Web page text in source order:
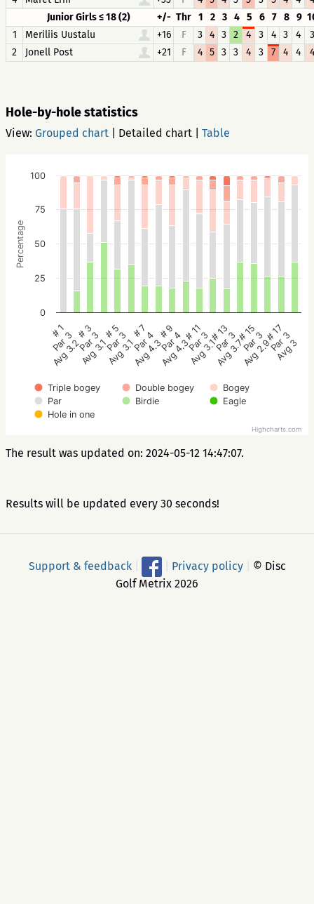
Junior Girls ≤ 18 (2)
+/- Thr 1 2 3 4 5 6 7 8 9
1
Meriliis Uustalu +16 F 3 4 3 2 4 3 4 3 4
3
2
Jonell Post +21 F 4 5 3 3 4 3 7 4 4 4
Hole-by-hole statistics
View: Grouped chart Detailed chart Table
Percentage
Triple bogey Double bogey
Bogey
Par
Birdie
Eagle
Hole in one
# 1
Par 3
Avg 3.2
# 3
Par 3
Avg 3.1
# 5
Par 3
Avg 3.1
# 7
Par 4
Avg 4.3
# 9
Par 4
Avg 4.3
# 11
Par 3
Avg 3.1
# 13
Par 3
Avg 3.7
# 15
Par 3
Avg 2.9
# 17
Par 3
Avg 3
0
25
50
75
100
Highcharts.com
The result was updated on: 2024-05-12 14:47:07.
Results will be updated every 30 seconds!
Support & feedback Privacy policy
© Disc
Golf Metrix 2026